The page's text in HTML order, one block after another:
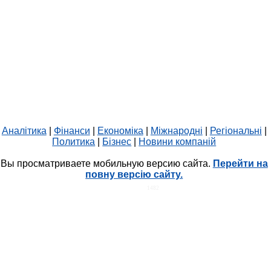
Аналітика Фінанси Економіка Міжнародні Регіональні
Политика
Бізнес Новини компаній
Вы просматриваете мобильную версию сайта. Перейти на
повну версію сайту.